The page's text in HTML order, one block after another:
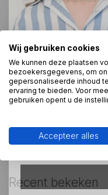
modigliani(9)
Heeft u
Wij
Recent bekeken
Direct 10%
Schrijf je in voor
blijven over onze
Wij gebruiken cookies
We kunnen deze plaatsen
bezoekersgegevens, om
gepersonaliseerde inhoud
ervaring te bieden. Voor
gebruiken opent u de
Accepteer alles